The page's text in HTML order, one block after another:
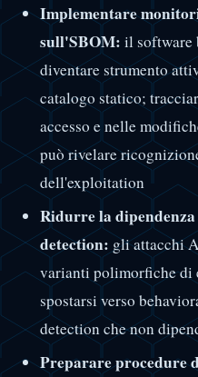
Implementare
sull'SBOM: il software
diventare strumento
catalogo statico;
accesso e nelle
può rivelare
dell'exploitation
Ridurre la
detection: gli attacchi
varianti polimorfiche di
spostarsi verso
detection che non
Preparare procedure